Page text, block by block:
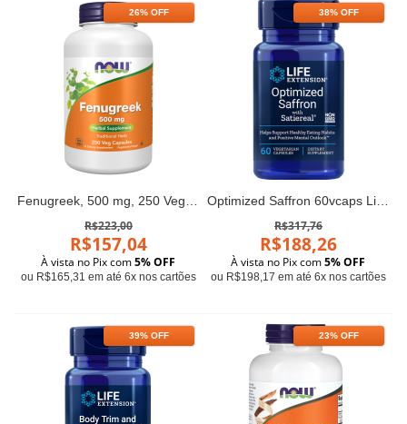
26% OFF
Fenugreek, 500 mg, 250 Veg Capsules Now foods
R$223,00
R$157,04
À vista no Pix com5% OFF
ou R$165,31 em até 6x nos cartões
38% OFF
Optimized Saffron 60vcaps Life Extension
R$317,76
R$188,26
À vista no Pix com5% OFF
ou R$198,17 em até 6x nos cartões
39% OFF 23% OFF